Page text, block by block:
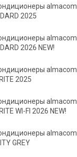
almacom
2025
almacom
2026 NEW!
almacom
2025
almacom
WI-FI 2026 NEW!
almacom
GREY